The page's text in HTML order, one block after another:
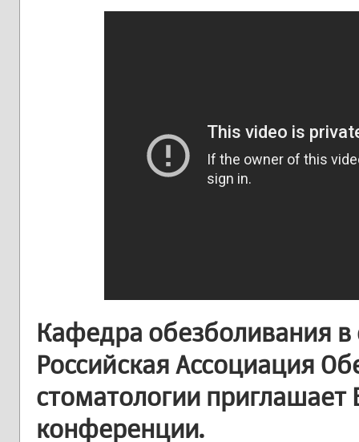
Кафедра обезболивания
Российская Ассоциация
стоматологии
конференции.